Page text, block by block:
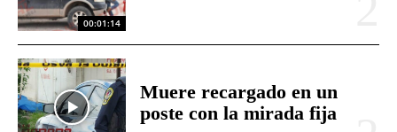
00:01:14
Muere recargado en un
poste con la mirada fija